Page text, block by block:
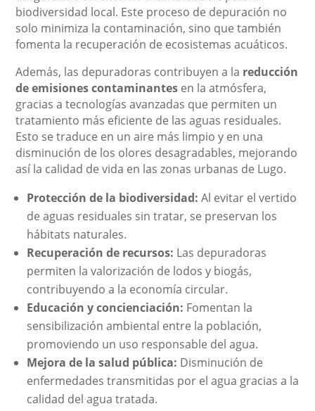
biodiversidad local. Este proceso de depuración no
solo minimiza la contaminación, sino que también
fomenta la recuperación de ecosistemas acuáticos.
Además, las depuradoras contribuyen a la reducción
de emisiones contaminantes en la atmósfera,
gracias a tecnologías avanzadas que permiten un
tratamiento más eficiente de las aguas residuales.
Esto se traduce en un aire más limpio y en una
disminución de los olores desagradables, mejorando
así la calidad de vida en las zonas urbanas de Lugo.
Protección de la biodiversidad: Al evitar el vertido
de aguas residuales sin tratar, se preservan los
hábitats naturales.
Recuperación de recursos: Las depuradoras
permiten la valorización de lodos y biogás,
contribuyendo a la economía circular.
Educación y concienciación: Fomentan la
sensibilización ambiental entre la población,
promoviendo un uso responsable del agua.
Mejora de la salud pública: Disminución de
enfermedades transmitidas por el agua gracias a la
calidad del agua tratada.